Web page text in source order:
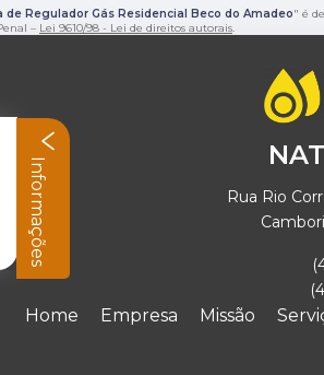
de Regulador Gás Residencial Beco do Amadeo" é
– Lei 9610/98 - Lei de direitos autorais.
Rua Rio
Home Empresa Missão
Informações